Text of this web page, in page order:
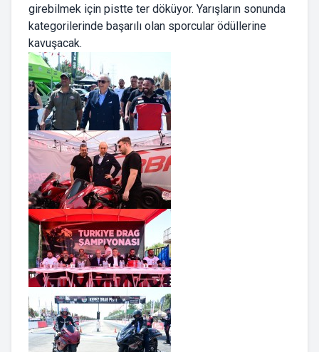
girebilmek için pistte ter döküyor. Yarışların sonunda
kategorilerinde başarılı olan sporcular ödüllerine
kavuşacak.